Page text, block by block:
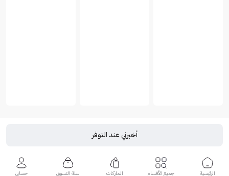
أخبرني عند التوفر
الرئيسية جميع الأقسام الماركات سلة التسوق حسابي